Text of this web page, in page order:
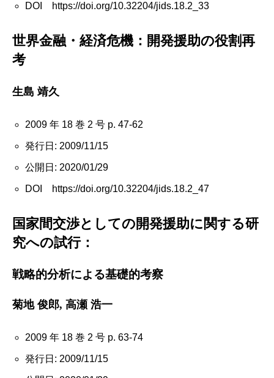
DOI https://doi.org/10.32204/jids.18.2_33
世界金融・経済危機：開発援助の役割再
考
生島 靖久
2009 年 18 巻 2 号 p. 47-62
発行日: 2009/11/15
公開日: 2020/01/29
DOI https://doi.org/10.32204/jids.18.2_47
国家間交渉としての開発援助に関する研
究への試行：
戦略的分析による基礎的考察
菊地 俊郎, 高瀬 浩一
2009 年 18 巻 2 号 p. 63-74
発行日: 2009/11/15